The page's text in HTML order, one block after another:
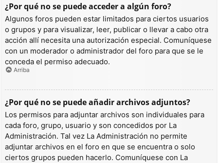
¿Por qué no se puede acceder a algún foro?
Algunos foros pueden estar limitados para ciertos usuarios
o grupos y para visualizar, leer, publicar o llevar a cabo otra
acción allí necesita una autorización especial. Comuníquese
con un moderador o administrador del foro para que se le
conceda el permiso adecuado.
Arriba
¿Por qué no se puede añadir archivos adjuntos?
Los permisos para adjuntar archivos son individuales para
cada foro, grupo, usuario y son concedidos por La
Administración. Tal vez La Administración no permite
adjuntar archivos en el foro en que se encuentra o solo
ciertos grupos pueden hacerlo. Comuníquese con La